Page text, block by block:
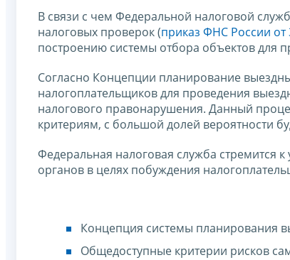
В связи с чем Федеральной налоговой
налоговых проверок (приказ ФНС России
построению системы отбора объектов для
Согласно Концепции планирование
налогоплательщиков для проведения
налогового правонарушения. Данный
критериям, с большой долей вероятности
Федеральная налоговая служба стремится
органов в целях побуждения
Концепция системы планирования
Общедоступные критерии рисков